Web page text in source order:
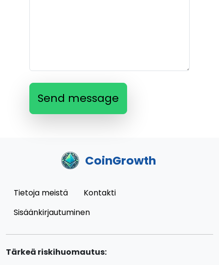
Send message
CoinGrowth
Tietoja meistä
Kontakti
Sisäänkirjautuminen
Tärkeä riskihuomautus: